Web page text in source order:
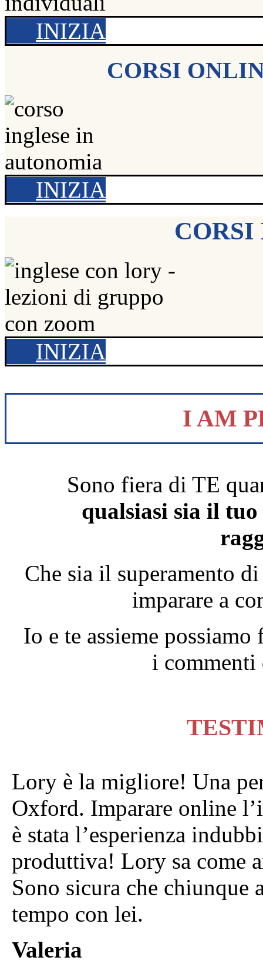
INIZIA
CORSI
INIZIA
CORSI
INIZIA
I AM
Sono fiera di TE
qualsiasi sia il
Che sia il superamento
imparare a
Io e te assieme
i
Lory è la migliore! Una
Oxford. Imparare online
è stata l’esperienza
produttiva! Lory sa come
Sono sicura che chiunque
tempo con lei.
Valeria